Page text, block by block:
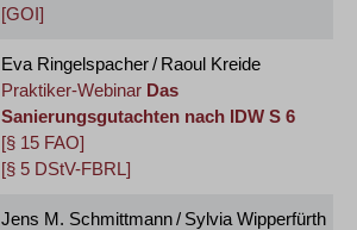
[GOI]
Eva Ringelspacher / Raoul Kreide
Praktiker-Webinar Das
Sanierungsgutachten nach IDW S 6
[§ 15 FAO]
[§ 5 DStV-FBRL]
Jens M. Schmittmann / Sylvia Wipperfürth